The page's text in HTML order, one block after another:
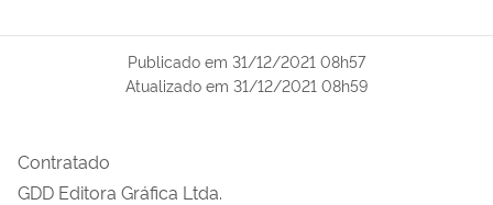
Publicado em 31/12/2021 08h57
Atualizado em 31/12/2021 08h59
Contratado
GDD Editora Gráfica Ltda.